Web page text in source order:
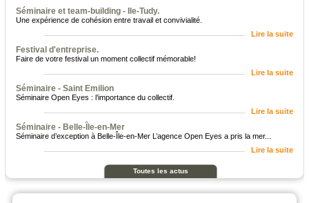
Séminaire et team-building - Ile-Tudy.
Une expérience de cohésion entre travail et convivialité.
Lire la suite
Festival d'entreprise.
Faire de votre festival un moment collectif mémorable!
Lire la suite
Séminaire - Saint Emilion
Séminaire Open Eyes : l’importance du collectif.
Lire la suite
Séminaire - Belle-Île-en-Mer
Séminaire d’exception à Belle-Île-en-Mer L’agence Open Eyes a pris la mer...
Lire la suite
Toutes les actus